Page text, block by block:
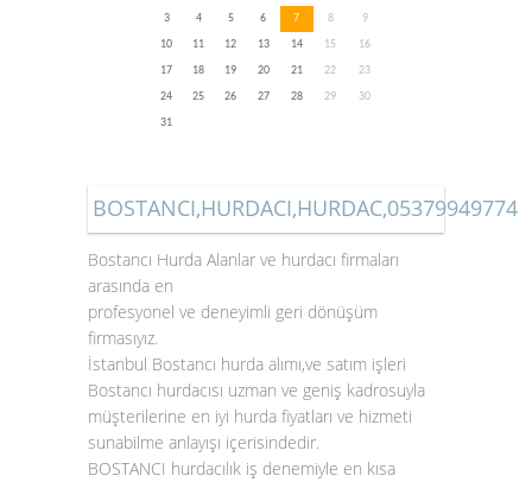
3
4 5 6 7 8
9
10
11 12 13 14 15
16
17
18 19 20 21 22
23
24
25 26 27 28 29
30
31
BOSTANCI,HURDACI,HURDAC,05379949774
Bostancı Hurda Alanlar ve hurdacı firmaları
arasında en
profesyonel ve deneyimli geri dönüşüm
firmasıyız.
İstanbul Bostancı hurda alımı,ve satım işleri
Bostancı hurdacısı uzman ve geniş kadrosuyla
müşterilerine en iyi hurda fiyatları ve hizmeti
sunabilme anlayışı içerisindedir.
BOSTANCI hurdacılık iş denemiyle en kısa